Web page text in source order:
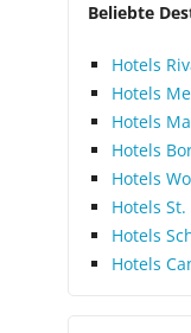
Beliebte
Hotels
Hotels
Hotels
Hotels
Hotels
Hotels
Hotels
Hotels